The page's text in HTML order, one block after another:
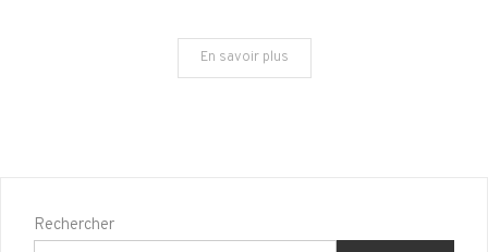
En savoir plus
Rechercher